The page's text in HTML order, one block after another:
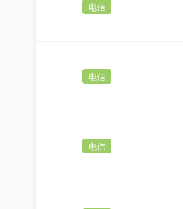
电信
电信
电信